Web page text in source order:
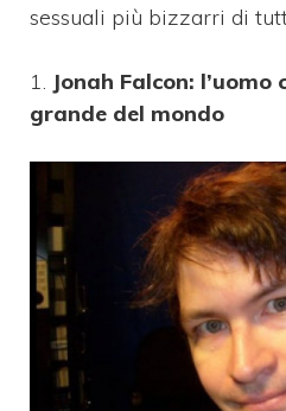
sessuali più bizzarri di
1.
Jonah Falcon: l’uomo
grande del mondo